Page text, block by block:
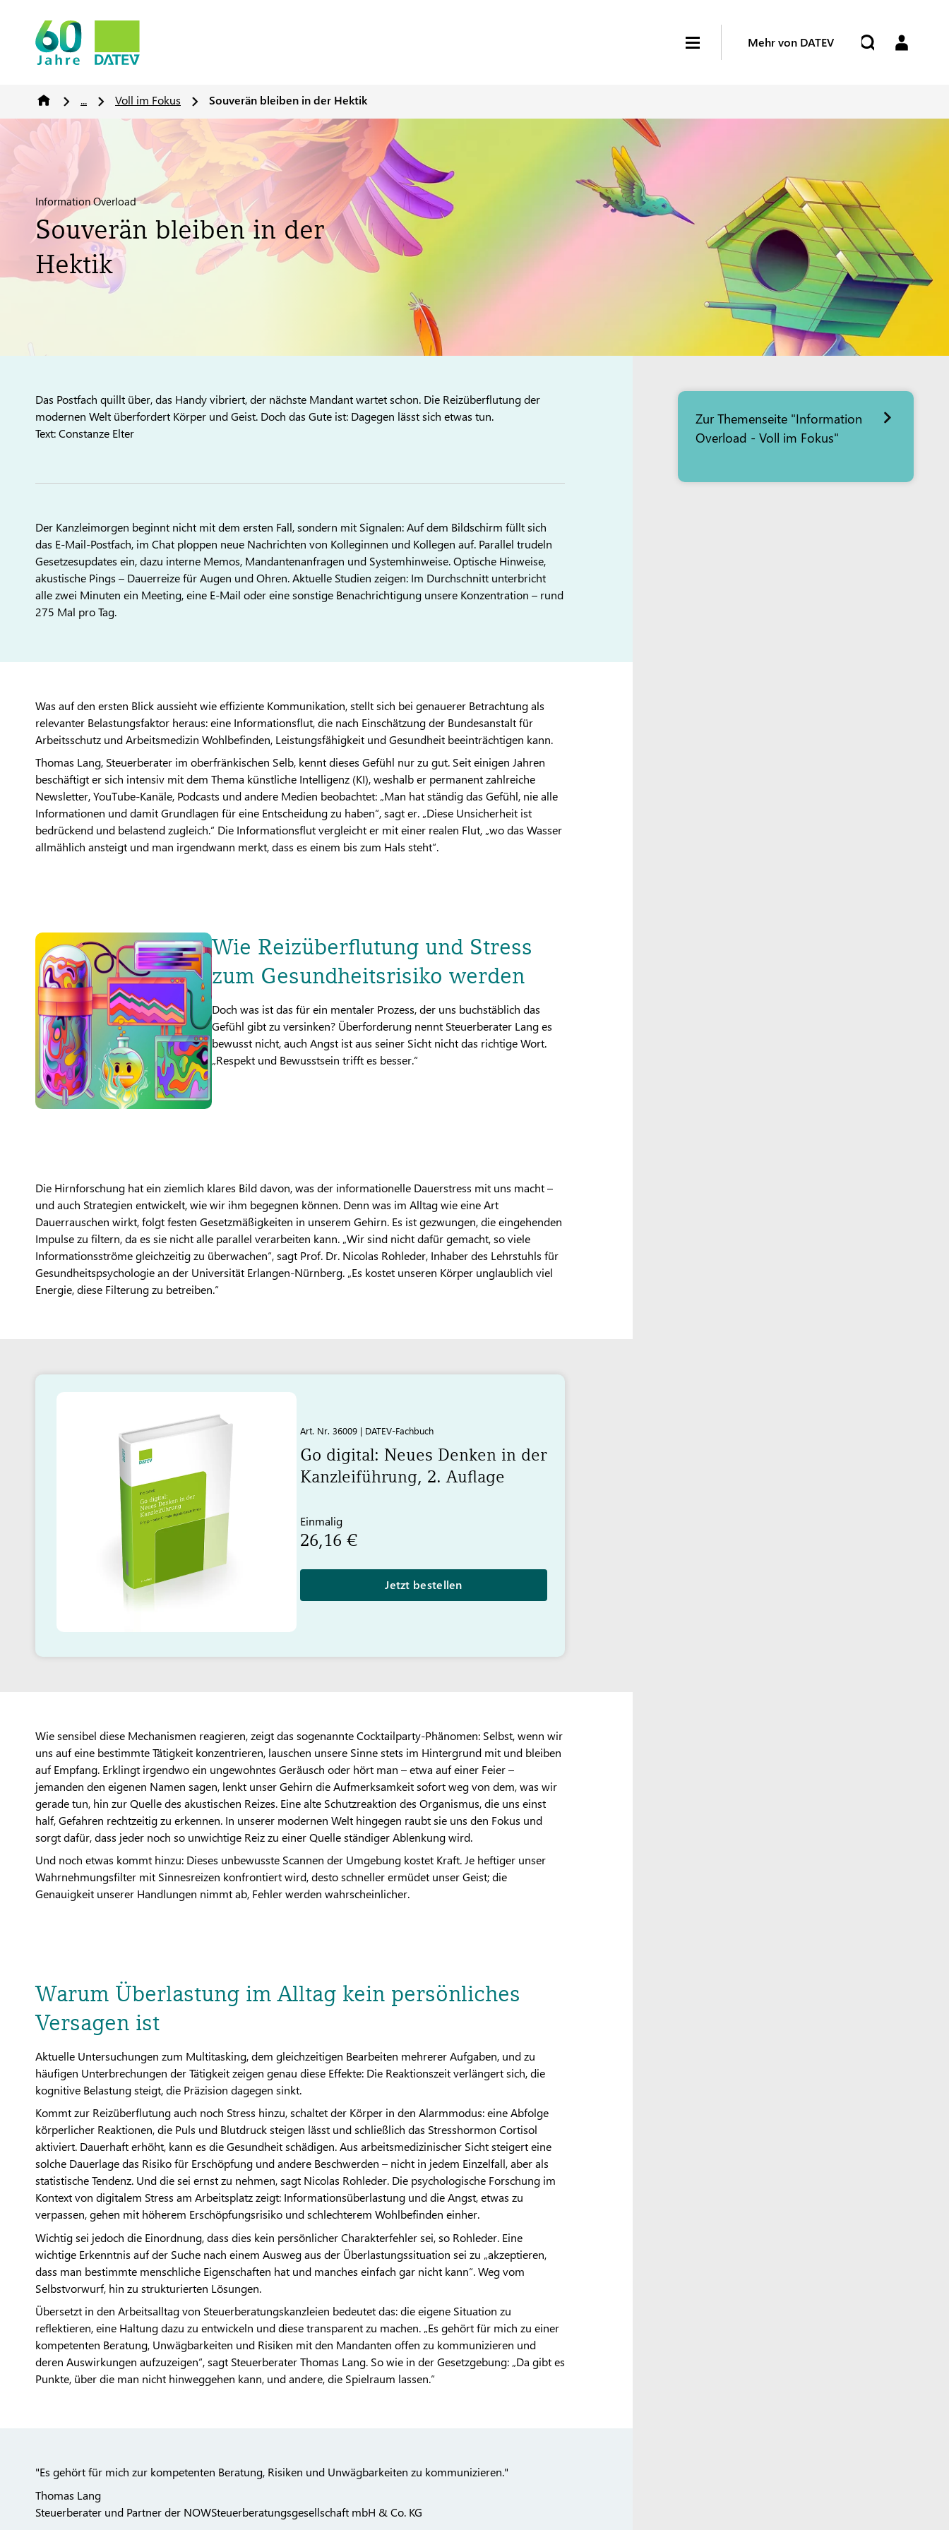
Mehr von DATEV
... Voll im Fokus Souverän bleiben in der Hektik
Information Overload
Souverän bleiben in der
Hektik
Das Postfach quillt über, das Handy vibriert, der nächste Mandant wartet schon. Die Reizüberflutung der
modernen Welt überfordert Körper und Geist. Doch das Gute ist: Dagegen lässt sich etwas tun.
Text: Constanze Elter
Der Kanzleimorgen beginnt nicht mit dem ersten Fall, sondern mit Signalen: Auf dem Bildschirm füllt sich
das E-Mail-Postfach, im Chat ploppen neue Nachrichten von Kolleginnen und Kollegen auf. Parallel trudeln
Gesetzesupdates ein, dazu interne Memos, Mandantenanfragen und Systemhinweise. Optische Hinweise,
akustische Pings – Dauerreize für Augen und Ohren. Aktuelle Studien zeigen: Im Durchschnitt unterbricht
alle zwei Minuten ein Meeting, eine E-Mail oder eine sonstige Benachrichtigung unsere Konzentration – rund
275 Mal pro Tag.
Was auf den ersten Blick aussieht wie effiziente Kommunikation, stellt sich bei genauerer Betrachtung als
relevanter Belastungsfaktor heraus: eine Informationsflut, die nach Einschätzung der Bundesanstalt für
Arbeitsschutz und Arbeitsmedizin Wohlbefinden, Leistungsfähigkeit und Gesundheit beeinträchtigen kann.
Thomas Lang, Steuerberater im oberfränkischen Selb, kennt dieses Gefühl nur zu gut. Seit einigen Jahren
beschäftigt er sich intensiv mit dem Thema künstliche Intelligenz (KI), weshalb er permanent zahlreiche
Newsletter, YouTube-Kanäle, Podcasts und andere Medien beobachtet: „Man hat ständig das Gefühl, nie alle
Informationen und damit Grundlagen für eine Entscheidung zu haben“, sagt er. „Diese Unsicherheit ist
bedrückend und belastend zugleich.“ Die Informationsflut vergleicht er mit einer realen Flut, „wo das Wasser
allmählich ansteigt und man irgendwann merkt, dass es einem bis zum Hals steht“.
Wie Reizüberflutung und Stress
zum Gesundheitsrisiko werden
Doch was ist das für ein mentaler Prozess, der uns buchstäblich das
Gefühl gibt zu versinken? Überforderung nennt Steuerberater Lang es
bewusst nicht, auch Angst ist aus seiner Sicht nicht das richtige Wort.
„Respekt und Bewusstsein trifft es besser.“
Die Hirnforschung hat ein ziemlich klares Bild davon, was der informationelle Dauerstress mit uns macht –
und auch Strategien entwickelt, wie wir ihm begegnen können. Denn was im Alltag wie eine Art
Dauerrauschen wirkt, folgt festen Gesetzmäßigkeiten in unserem Gehirn. Es ist gezwungen, die eingehenden
Impulse zu filtern, da es sie nicht alle parallel verarbeiten kann. „Wir sind nicht dafür gemacht, so viele
Informationsströme gleichzeitig zu überwachen“, sagt Prof. Dr. Nicolas Rohleder, Inhaber des Lehrstuhls für
Gesundheitspsychologie an der Universität Erlangen-Nürnberg. „Es kostet unseren Körper unglaublich viel
Energie, diese Filterung zu betreiben.“
Art. Nr. 36009 | DATEV-Fachbuch
Go digital: Neues Denken in der
Kanzleiführung, 2. Auflage
26,16 €
Einmalig
Jetzt bestellen
Wie sensibel diese Mechanismen reagieren, zeigt das sogenannte Cocktailparty-Phänomen: Selbst, wenn wir
uns auf eine bestimmte Tätigkeit konzentrieren, lauschen unsere Sinne stets im Hintergrund mit und bleiben
auf Empfang. Erklingt irgendwo ein ungewohntes Geräusch oder hört man – etwa auf einer Feier –
jemanden den eigenen Namen sagen, lenkt unser Gehirn die Aufmerksamkeit sofort weg von dem, was wir
gerade tun, hin zur Quelle des akustischen Reizes. Eine alte Schutzreaktion des Organismus, die uns einst
half, Gefahren rechtzeitig zu erkennen. In unserer modernen Welt hingegen raubt sie uns den Fokus und
sorgt dafür, dass jeder noch so unwichtige Reiz zu einer Quelle ständiger Ablenkung wird.
Und noch etwas kommt hinzu: Dieses unbewusste Scannen der Umgebung kostet Kraft. Je heftiger unser
Wahrnehmungsfilter mit Sinnesreizen konfrontiert wird, desto schneller ermüdet unser Geist; die
Genauigkeit unserer Handlungen nimmt ab, Fehler werden wahrscheinlicher.
Warum Überlastung im Alltag kein persönliches
Versagen ist
Aktuelle Untersuchungen zum Multitasking, dem gleichzeitigen Bearbeiten mehrerer Aufgaben, und zu
häufigen Unterbrechungen der Tätigkeit zeigen genau diese Effekte: Die Reaktionszeit verlängert sich, die
kognitive Belastung steigt, die Präzision dagegen sinkt.
Kommt zur Reizüberflutung auch noch Stress hinzu, schaltet der Körper in den Alarmmodus: eine Abfolge
körperlicher Reaktionen, die Puls und Blutdruck steigen lässt und schließlich das Stresshormon Cortisol
aktiviert. Dauerhaft erhöht, kann es die Gesundheit schädigen. Aus arbeitsmedizinischer Sicht steigert eine
solche Dauerlage das Risiko für Erschöpfung und andere Beschwerden – nicht in jedem Einzelfall, aber als
statistische Tendenz. Und die sei ernst zu nehmen, sagt Nicolas Rohleder. Die psychologische Forschung im
Kontext von digitalem Stress am Arbeitsplatz zeigt: Informationsüberlastung und die Angst, etwas zu
verpassen, gehen mit höherem Erschöpfungsrisiko und schlechterem Wohlbefinden einher.
Wichtig sei jedoch die Einordnung, dass dies kein persönlicher Charakterfehler sei, so Rohleder. Eine
wichtige Erkenntnis auf der Suche nach einem Ausweg aus der Überlastungssituation sei zu „akzeptieren,
dass man bestimmte menschliche Eigenschaften hat und manches einfach gar nicht kann“. Weg vom
Selbstvorwurf, hin zu strukturierten Lösungen.
Übersetzt in den Arbeitsalltag von Steuerberatungskanzleien bedeutet das: die eigene Situation zu
reflektieren, eine Haltung dazu zu entwickeln und diese transparent zu machen. „Es gehört für mich zu einer
kompetenten Beratung, Unwägbarkeiten und Risiken mit den Mandanten offen zu kommunizieren und
deren Auswirkungen aufzuzeigen“, sagt Steuerberater Thomas Lang. So wie in der Gesetzgebung: „Da gibt es
Punkte, über die man nicht hinweggehen kann, und andere, die Spielraum lassen.“
"Es gehört für mich zur kompetenten Beratung, Risiken und Unwägbarkeiten zu kommunizieren."
Thomas Lang
Steuerberater und Partner der NOWSteuerberatungsgesellschaft mbH & Co. KG
Zur Themenseite "Information
Overload - Voll im Fokus"